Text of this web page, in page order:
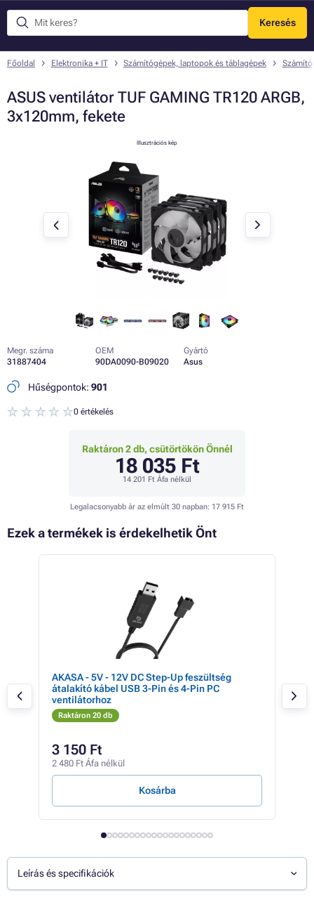
Keresés
Menü
Főoldal Elektronika + IT Számítógépek, laptopok és táblagépek
ASUS ventilátor TUF GAMING TR120 ARGB,
3x120mm, fekete
Illusztrációs kép
Megr. száma
31887404
OEM
90DA0090-B09020
Gyártó
Asus
Hűségpontok: 901
0 értékelés
Raktáron 2 db, csütörtökön Önnél
18 035 Ft
14 201 Ft Áfa nélkül
Legalacsonyabb ár az elmúlt 30 napban: 17 915 Ft
Ezek a termékek is érdekelhetik Önt
AKASA - 5V - 12V DC Step-Up feszültség
átalakító kábel USB 3-Pin és 4-Pin PC
ventilátorhoz
Raktáron 20 db
3 150 Ft
2 480 Ft Áfa nélkül
Kosárba
Leírás és specifikációk